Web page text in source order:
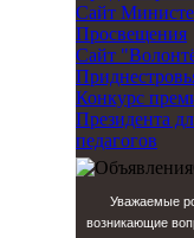
Сайт
Просвещения
Сайт
Конкурс
Президента
педагогов
Уважаемые
возникающие